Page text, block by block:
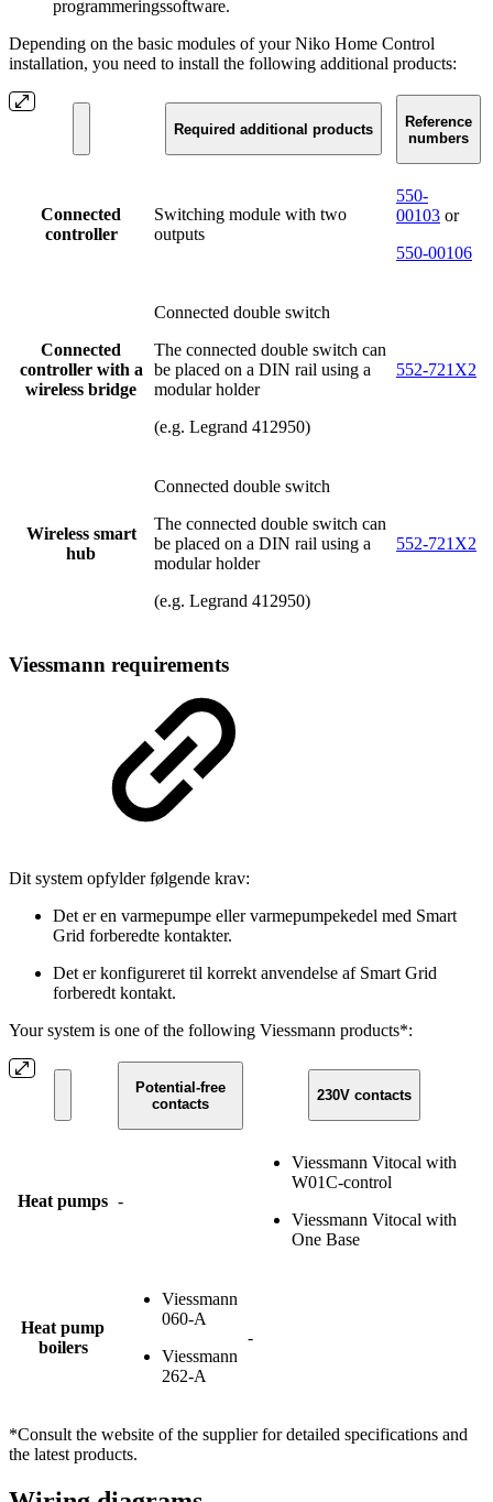
programmeringssoftware.
Depending on the basic modules of your Niko Home Control
installation, you need to install the following additional products:
Required additional products
Reference
numbers
Connected
controller
Switching module with two
outputs
550-
00103 or
550-00106
Connected
controller with a
wireless bridge
Connected double switch
The connected double switch can
be placed on a DIN rail using a
modular holder
(e.g. Legrand 412950)
552-721X2
Wireless smart
hub
Connected double switch
The connected double switch can
be placed on a DIN rail using a
modular holder
(e.g. Legrand 412950)
552-721X2
Viessmann requirements
Dit system opfylder følgende krav:
Det er en varmepumpe eller varmepumpekedel med Smart
Grid forberedte kontakter.
Det er konfigureret til korrekt anvendelse af Smart Grid
forberedt kontakt.
Your system is one of the following Viessmann products*:
Potential-free
contacts
230V contacts
Heat pumps -
Viessmann Vitocal with
W01C-control
Viessmann Vitocal with
One Base
Heat pump
boilers
Viessmann
060-A
Viessmann
262-A
-
*Consult the website of the supplier for detailed specifications and
the latest products.